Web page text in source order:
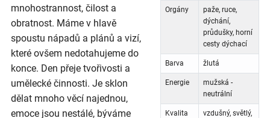
Orgány
paže, ruce,
dýchání,
průdušky, horní
cesty dýchací
Barva žlutá
Energie
mužská -
neutrální
Kvalita
vzdušný, světlý,
mnohostrannost, čilost a
obratnost. Máme v hlavě
spoustu nápadů a plánů a vizí,
které ovšem nedotahujeme do
konce. Den přeje tvořivosti a
umělecké činnosti. Je sklon
dělat mnoho věcí najednou,
emoce jsou nestálé, býváme